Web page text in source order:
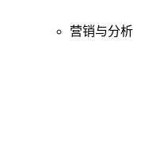
营销与分析